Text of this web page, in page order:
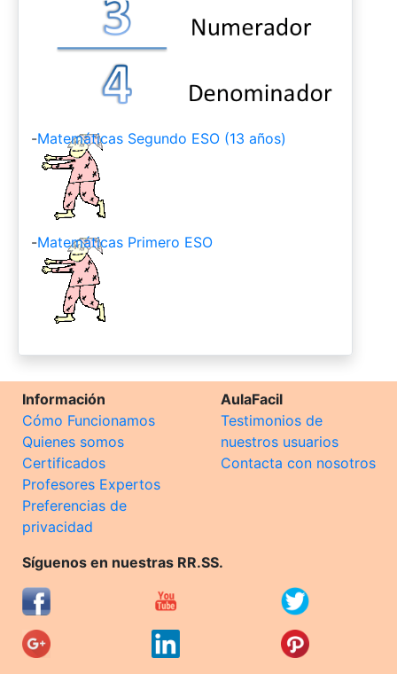
-Matemáticas Segundo ESO (13 años)
-Matemáticas Primero ESO
Información
Cómo Funcionamos
Quienes somos
Certificados
Profesores Expertos
Preferencias de
privacidad
AulaFacil
Testimonios de
nuestros usuarios
Contacta con nosotros
Síguenos en nuestras RR.SS.